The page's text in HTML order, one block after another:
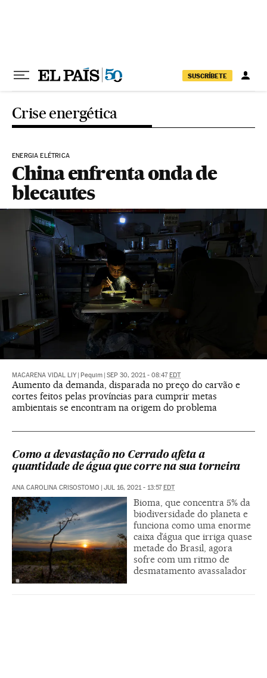
SUSCRÍBETE
Crise energética
ENERGIA ELÉTRICA
China enfrenta onda de
blecautes
MACARENA VIDAL LIY Pequim SEP 30, 2021 - 08:47 EDT
Aumento da demanda, disparada no preço do carvão e
cortes feitos pelas províncias para cumprir metas
ambientais se encontram na origem do problema
Como a devastação no Cerrado afeta a
quantidade de água que corre na sua torneira
ANA CAROLINA CRISOSTOMO JUL 16, 2021 - 13:57 EDT
Bioma, que concentra 5% da
biodiversidade do planeta e
funciona como uma enorme
caixa d’água que irriga quase
metade do Brasil, agora
sofre com um ritmo de
desmatamento avassalador